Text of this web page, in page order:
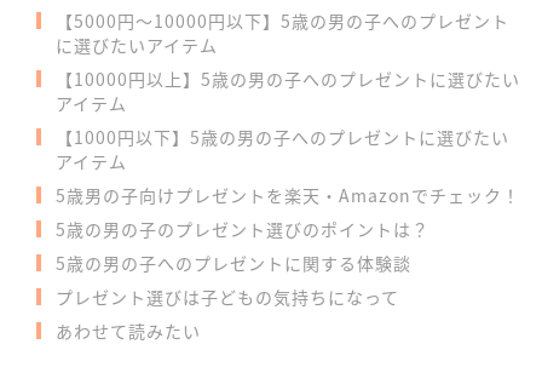
【5000円〜10000円以下】5歳の男の子へのプレゼント
に選びたいアイテム
【10000円以上】5歳の男の子へのプレゼントに選びたい
アイテム
【1000円以下】5歳の男の子へのプレゼントに選びたい
アイテム
5歳男の子向けプレゼントを楽天・Amazonでチェック！
5歳の男の子のプレゼント選びのポイントは？
5歳の男の子へのプレゼントに関する体験談
プレゼント選びは子どもの気持ちになって
あわせて読みたい